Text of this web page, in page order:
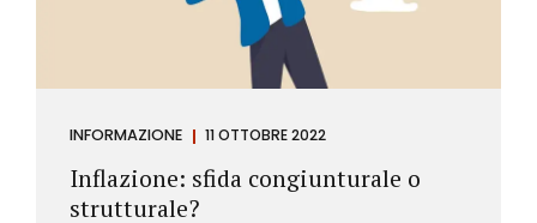
INFORMAZIONE 11 OTTOBRE 2022
Inflazione: sfida congiunturale o
strutturale?